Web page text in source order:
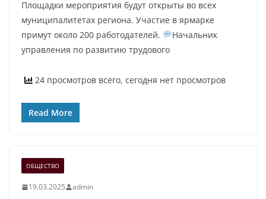
Площадки мероприятия будут открыты во всех
муниципалитетах региона. Участие в ярмарке
примут около 200 работодателей.
Начальник
управления по развитию трудового
24 просмотров всего, сегодня нет просмотров
Read More
ОБЩЕСТВО
19.03.2025 admin